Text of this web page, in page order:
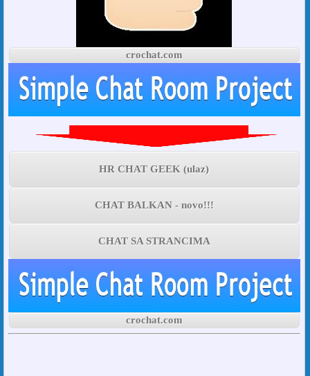
crochat.com
HR CHAT GEEK (ulaz)
CHAT BALKAN - novo!!!
CHAT SA STRANCIMA
crochat.com